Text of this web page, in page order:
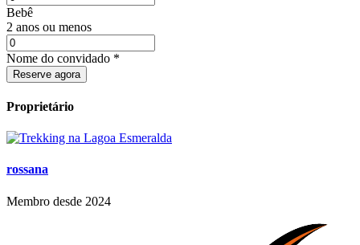
Bebê
2 anos ou menos
Nome do convidado *
Reserve agora
Proprietário
rossana
Membro desde 2024